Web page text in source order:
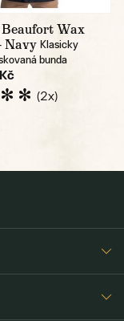
Wax
Navy Klasicky
bunda
(2x)